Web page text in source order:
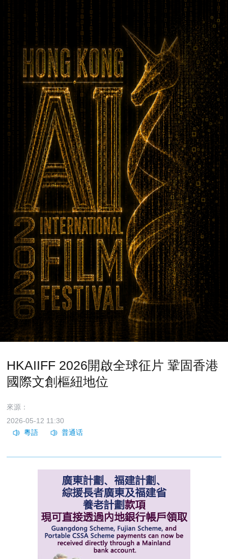
HKAIIFF 2026開啟全球征片 鞏固香港
國際文創樞紐地位
來源：
2026-05-12 11:30